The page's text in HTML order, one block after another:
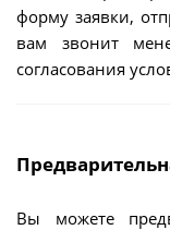
форму заявки,
вам звонит
согласования
Вы можете